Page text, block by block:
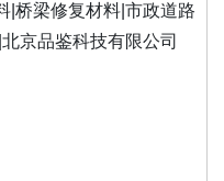
|桥梁修复材料|市政道路
京品鉴科技有限公司